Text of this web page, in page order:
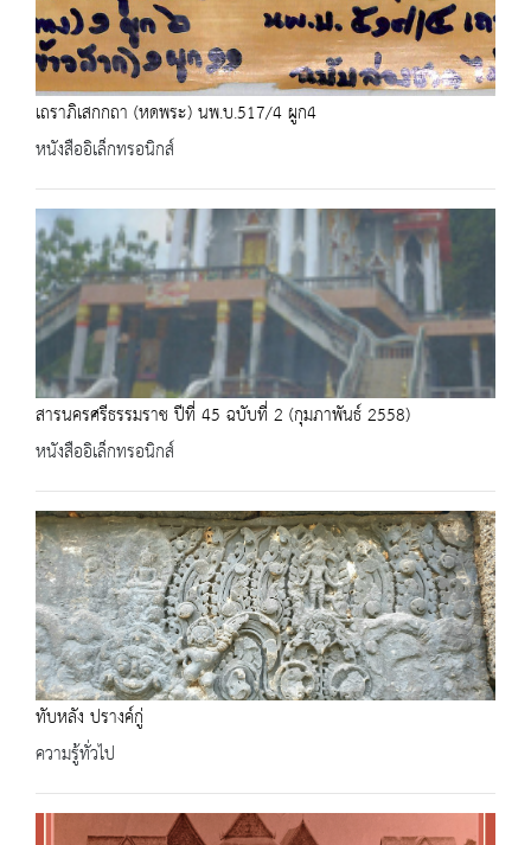
เถราภิเสกกถา (หดพระ) นพ.บ.517/4 ผูก4
หนังสืออิเล็กทรอนิกส์
สารนครศรีธรรมราช ปีที่ 45 ฉบับที่ 2 (กุมภาพันธ์ 2558)
หนังสืออิเล็กทรอนิกส์
ทับหลัง ปรางค์กู่
ความรู้ทั่วไป